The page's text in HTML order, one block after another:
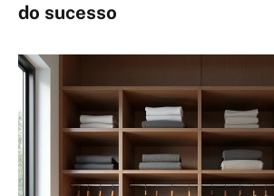
do sucesso